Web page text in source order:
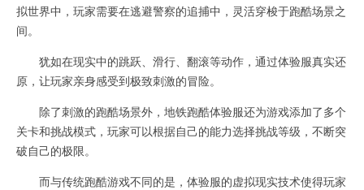
拟世界中，玩家需要在逃避警察的追捕中，灵活穿梭于跑酷场景之
间。
犹如在现实中的跳跃、滑行、翻滚等动作，通过体验服真实还
原，让玩家亲身感受到极致刺激的冒险。
除了刺激的跑酷场景外，地铁跑酷体验服还为游戏添加了多个
关卡和挑战模式，玩家可以根据自己的能力选择挑战等级，不断突
破自己的极限。
而与传统跑酷游戏不同的是，体验服的虚拟现实技术使得玩家